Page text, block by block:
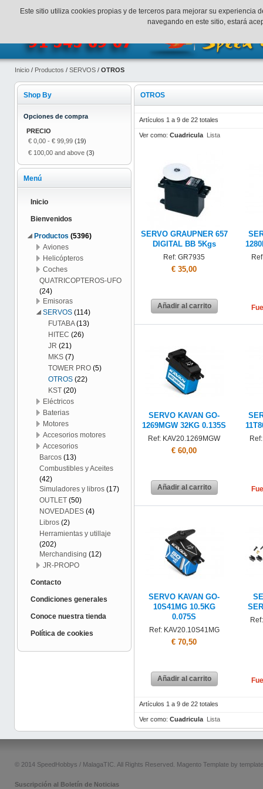
¡Bienvenidos a SpeedHobbys! Mi cuenta Finalizar
Inicio / Productos / SERVOS / OTROS
OTROS
Artículos 1 a 9 de 22 totales
Ver como: Cuadricula Lista
SERVO GRAUPNER 657
DIGITAL BB 5Kgs
Ref: GR7935
€ 35,00
Añadir al carrito
SERVO KAVAN GO-
1269MGW 32KG 0.135S
Ref: KAV20.1269MGW
€ 60,00
Añadir al carrito
SERVO KAVAN GO-
10S41MG 10.5KG
0.075S
Ref: KAV20.10S41MG
€ 70,50
Añadir al carrito
Artículos 1 a 9 de 22 totales
Ver como: Cuadricula Lista
Shop By
Opciones de compra
PRECIO
€ 0,00 - € 99,99 (19)
€ 100,00 and above (3)
Menú
Inicio
Bienvenidos
Productos (5396)
Aviones
Helicópteros
Coches
QUATRICOPTEROS-UFO
(24)
Emisoras
SERVOS (114)
FUTABA (13)
HITEC (26)
JR (21)
MKS (7)
TOWER PRO (5)
OTROS (22)
KST (20)
Eléctricos
Baterias
Motores
Accesorios motores
Accesorios
Barcos (13)
Combustibles y Aceites
(42)
Simuladores y libros (17)
OUTLET (50)
NOVEDADES (4)
Libros (2)
Herramientas y utillaje
(202)
Merchandising (12)
JR-PROPO
Contacto
Condiciones generales
Conoce nuestra tienda
Política de cookies
© 2014 SpeedHobbys / MalagaTIC. All Rights Reserved. Magento Template by
Suscripción al Boletín de Noticias
Este sitio utiliza cookies propias y de terceros para mejorar su
navegando en este sitio, estará